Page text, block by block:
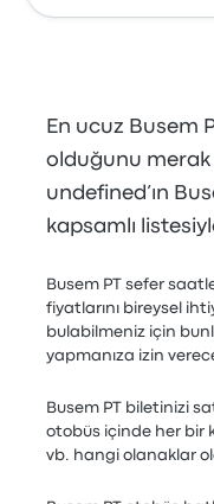
En ucuz Busem
olduğunu merak
undefined’ın
kapsamlı
Busem PT sefer
fiyatlarını bireysel
bulabilmeniz için
yapmanıza izin
Busem PT biletinizi
otobüs içinde her bir
vb. hangi olanaklar